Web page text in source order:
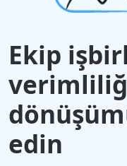
Ekip
edin